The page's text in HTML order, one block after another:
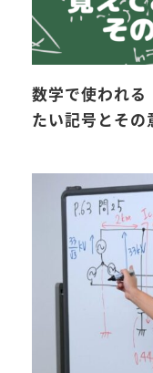
数学で使われる
たい記号とその